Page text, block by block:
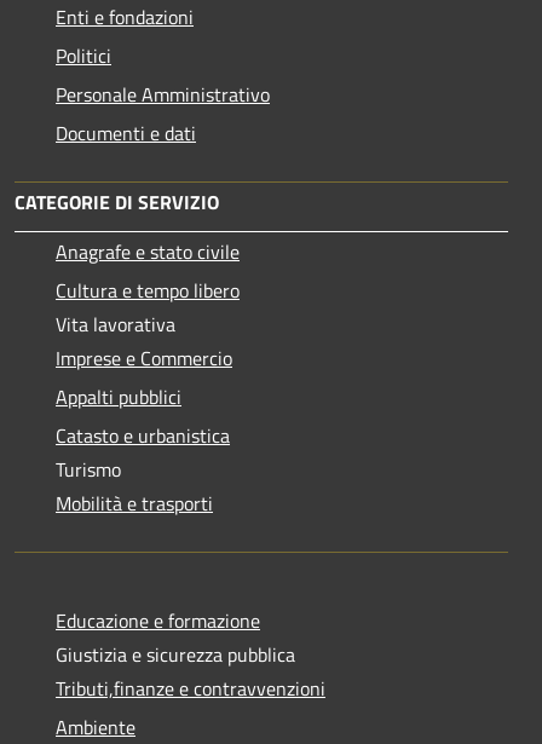
Enti e fondazioni
Politici
Personale Amministrativo
Documenti e dati
CATEGORIE DI SERVIZIO
Anagrafe e stato civile
Cultura e tempo libero
Vita lavorativa
Imprese e Commercio
Appalti pubblici
Catasto e urbanistica
Turismo
Mobilità e trasporti
Educazione e formazione
Giustizia e sicurezza pubblica
Tributi,finanze e contravvenzioni
Ambiente